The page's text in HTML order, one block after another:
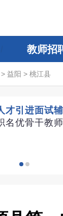
教师招
> 益阳 > 桃江县
才引进面试
名优骨干教